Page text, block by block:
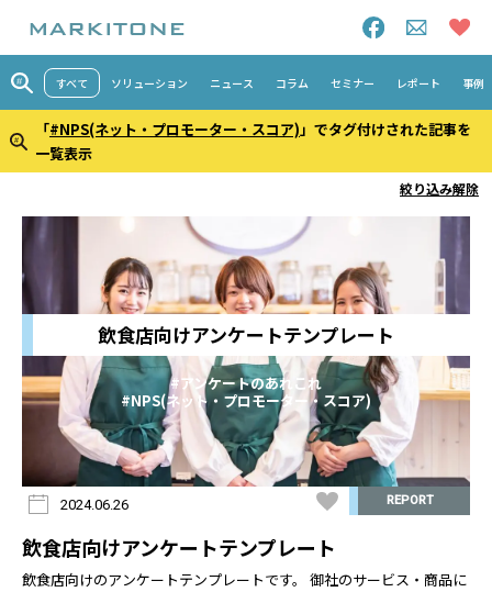
すべて ソリューション ニュース コラム セミナー レポート 事例
「#NPS(ネット・プロモーター・スコア) 」でタグ付けされた記事を
一覧表示
絞り込み解除
飲食店向けアンケートテンプレート
#アンケートのあれこれ
#NPS(ネット・プロモーター・スコア)
2024.06.26 REPORT
飲食店向けアンケートテンプレート
飲食店向けのアンケートテンプレートです。 御社のサービス・商品に